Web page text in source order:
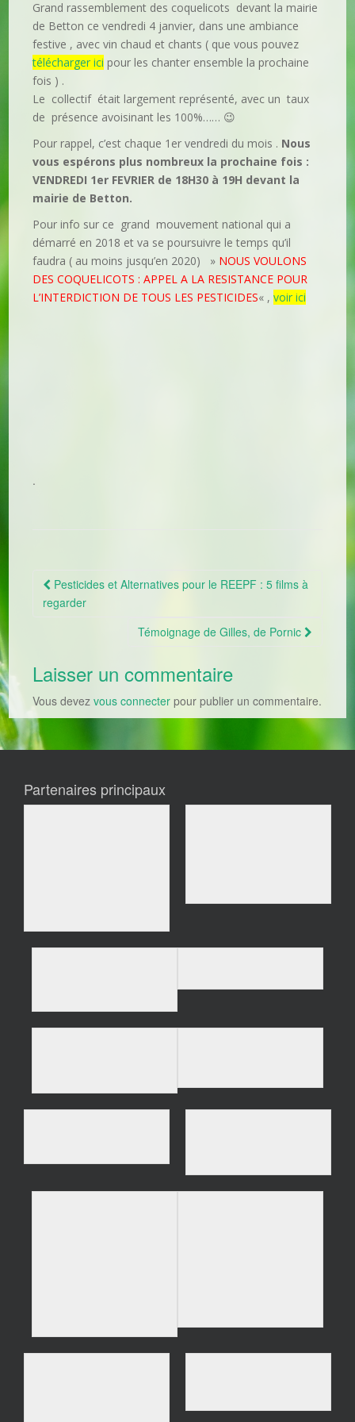
Grand rassemblement des coquelicots devant la mairie
de Betton ce vendredi 4 janvier, dans une ambiance
festive , avec vin chaud et chants ( que vous pouvez
télécharger ici pour les chanter ensemble la prochaine
fois ) .
Le collectif était largement représenté, avec un taux
de présence avoisinant les 100%…… 😉
Pour rappel, c’est chaque 1er vendredi du mois . Nous
vous espérons plus nombreux la prochaine fois :
VENDREDI 1er FEVRIER de 18H30 à 19H devant la
mairie de Betton.
Pour info sur ce grand mouvement national qui a
démarré en 2018 et va se poursuivre le temps qu’il
faudra ( au moins jusqu’en 2020) » NOUS VOULONS
DES COQUELICOTS : APPEL A LA RESISTANCE POUR
L’INTERDICTION DE TOUS LES PESTICIDES« ,voir ici
.
Navigation Article
Pesticides et Alternatives pour le REEPF : 5 films à
regarder
Témoignage de Gilles, de Pornic
Laisser un commentaire
Vous devezvous connecter pour publier un commentaire.
Partenaires principaux